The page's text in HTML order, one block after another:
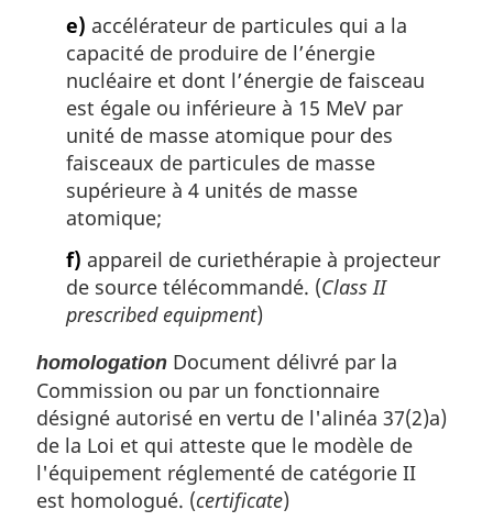
e) accélérateur de particules qui a la
capacité de produire de l’énergie
nucléaire et dont l’énergie de faisceau
est égale ou inférieure à 15 MeV par
unité de masse atomique pour des
faisceaux de particules de masse
supérieure à 4 unités de masse
atomique;
f) appareil de curiethérapie à projecteur
de source télécommandé. (Class II
prescribed equipment)
homologation Document délivré par la
Commission ou par un fonctionnaire
désigné autorisé en vertu de l'alinéa 37(2)a)
de la Loi et qui atteste que le modèle de
l'équipement réglementé de catégorie II
est homologué. (certificate)